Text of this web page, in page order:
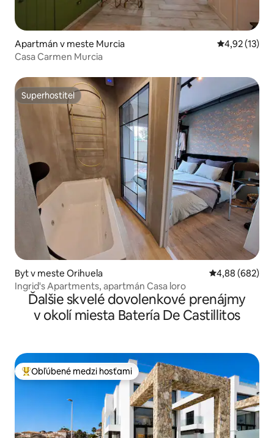
Apartmán v meste Murcia Priemerné
4,92 (13)
Casa Carmen Murcia
Superhostiteľ
Superhostiteľ
Byt v meste Orihuela Priemerné
4,88 (682)
Ingrid's Apartments, apartmán Casa loro
Ďalšie skvelé dovolenkové prenájmy
v okolí miesta Batería De Castillitos
Najobľúbenejšie medzi hosťami
Obľúbené medzi hosťami